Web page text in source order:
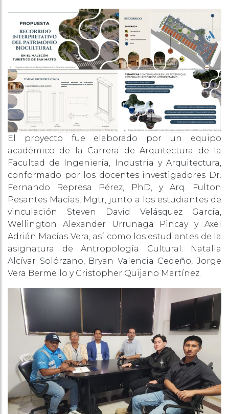
El proyecto fue elaborado por un equipo
académico de la Carrera de Arquitectura de la
Facultad de Ingeniería, Industria y Arquitectura,
conformado por los docentes investigadores Dr.
Fernando Represa Pérez, PhD, y Arq. Fulton
Pesantes Macías, Mgtr, junto a los estudiantes de
vinculación Steven David Velásquez García,
Wellington Alexander Urrunaga Pincay y Axel
Adrián Macías Vera, así como los estudiantes de la
asignatura de Antropología Cultural: Natalia
Alcívar Solórzano, Bryan Valencia Cedeño, Jorge
Vera Bermello y Cristopher Quijano Martínez.